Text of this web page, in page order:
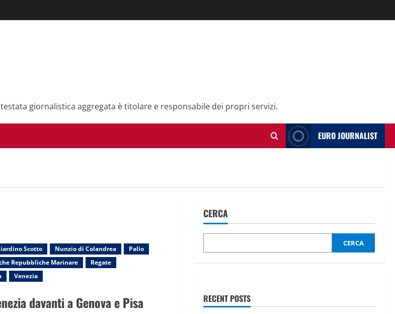
giornalistica aggregata è titolare e responsabile dei propri servizi.
EURO JOURNALIST
Scotto Nunzio di Colandrea
Palio
Repubbliche Marinare
Regate
Venezia
davanti a Genova e Pisa
CERCA
CERCA
RECENT POSTS